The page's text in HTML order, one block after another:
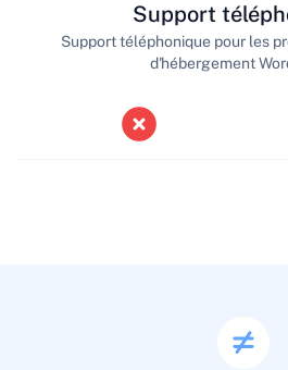
Support
Support téléphonique pour les
d'hébergement